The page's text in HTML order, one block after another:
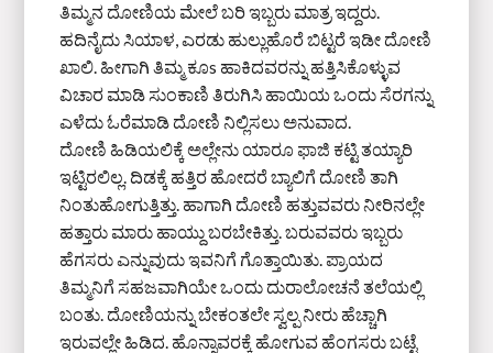
ತಿಮ್ಮನ ದೋಣಿಯ ಮೇಲೆ ಬರಿ ಇಬ್ಬರು ಮಾತ್ರ ಇದ್ದರು.
ಹದಿನೈದು ಸಿಯಾಳ, ಎರಡು ಹುಲ್ಲುಹೊರೆ ಬಿಟ್ಟರೆ ಇಡೀ ದೋಣಿ
ಖಾಲಿ. ಹೀಗಾಗಿ ತಿಮ್ಮ ಕೂs ಹಾಕಿದವರನ್ನು ಹತ್ತಿಸಿಕೊಳ್ಳುವ
ವಿಚಾರ ಮಾಡಿ ಸುಂಕಾಣಿ ತಿರುಗಿಸಿ ಹಾಯಿಯ ಒಂದು ಸೆರಗನ್ನು
ಎಳೆದು ಓರೆಮಾಡಿ ದೋಣಿ ನಿಲ್ಲಿಸಲು ಅನುವಾದ.
ದೋಣಿ ಹಿಡಿಯಲಿಕ್ಕೆ ಅಲ್ಲೇನು ಯಾರೂ ಫಾಜಿ ಕಟ್ಟಿ ತಯ್ಯಾರಿ
ಇಟ್ಟಿರಲಿಲ್ಲ. ದಿಡಕ್ಕೆ ಹತ್ತಿರ ಹೋದರೆ ಬ್ಯಾಲಿಗೆ ದೋಣಿ ತಾಗಿ
ನಿಂತುಹೋಗುತ್ತಿತ್ತು. ಹಾಗಾಗಿ ದೋಣಿ ಹತ್ತುವವರು ನೀರಿನಲ್ಲೇ
ಹತ್ತಾರು ಮಾರು ಹಾಯ್ದು ಬರಬೇಕಿತ್ತು. ಬರುವವರು ಇಬ್ಬರು
ಹೆಗಸರು ಎನ್ನುವುದು ಇವನಿಗೆ ಗೊತ್ತಾಯಿತು. ಪ್ರಾಯದ
ತಿಮ್ಮನಿಗೆ ಸಹಜವಾಗಿಯೇ ಒಂದು ದುರಾಲೋಚನೆ ತಲೆಯಲ್ಲಿ
ಬಂತು. ದೋಣಿಯನ್ನು ಬೇಕಂತಲೇ ಸ್ವಲ್ಪ ನೀರು ಹೆಚ್ಚಾಗಿ
ಇರುವಲ್ಲೇ ಹಿಡಿದ. ಹೊನ್ನಾವರಕ್ಕೆ ಹೋಗುವ ಹೆಂಗಸರು ಬಟ್ಟೆ